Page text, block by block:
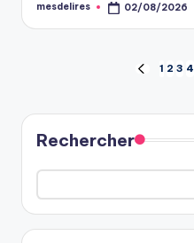
Posted
mesdelires 02/08/2026
Pagination
des
publications
PREVIOUS
1 2 3 4
Rechercher